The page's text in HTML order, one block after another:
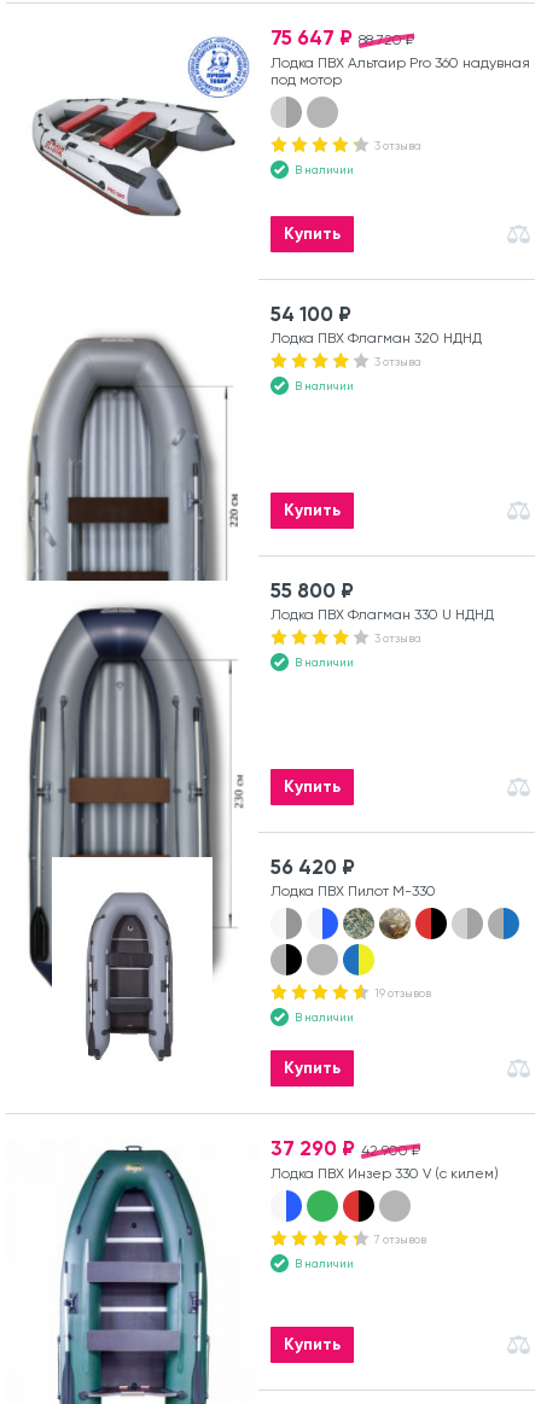
88 720 ₽
75 647 ₽
Лодка ПВХ Альтаир Pro 360 надувная
под мотор
3 отзыва
В наличии
Купить
54 100 ₽
Лодка ПВХ Флагман 320 НДНД
3 отзыва
В наличии
Купить
55 800 ₽
Лодка ПВХ Флагман 330 U НДНД
3 отзыва
В наличии
Купить
56 420 ₽
Лодка ПВХ Пилот М-330
19 отзывов
В наличии
Купить
42 900 ₽
37 290 ₽
Лодка ПВХ Инзер 330 V (с килем)
7 отзывов
В наличии
Купить